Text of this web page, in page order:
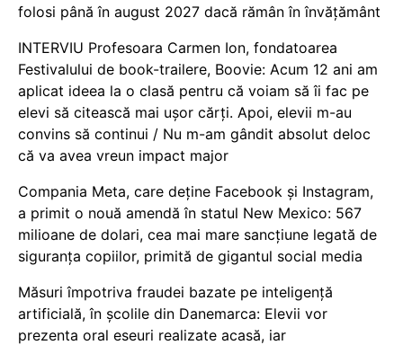
folosi până în august 2027 dacă rămân în învățământ
INTERVIU Profesoara Carmen Ion, fondatoarea
Festivalului de book-trailere, Boovie: Acum 12 ani am
aplicat ideea la o clasă pentru că voiam să îi fac pe
elevi să citească mai ușor cărți. Apoi, elevii m-au
convins să continui / Nu m-am gândit absolut deloc
că va avea vreun impact major
Compania Meta, care deține Facebook și Instagram,
a primit o nouă amendă în statul New Mexico: 567
milioane de dolari, cea mai mare sancțiune legată de
siguranța copiilor, primită de gigantul social media
Măsuri împotriva fraudei bazate pe inteligență
artificială, în școlile din Danemarca: Elevii vor
prezenta oral eseuri realizate acasă, iar